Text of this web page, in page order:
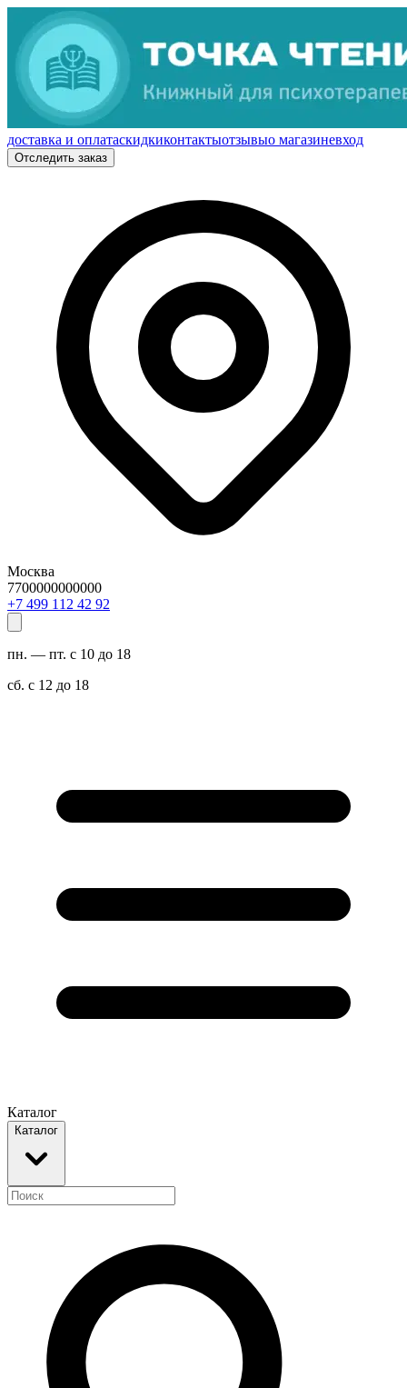
доставка и оплатаскидкиконтактыотзывыо магазиневход
Отследить заказ
Москва
7700000000000
29 24 211 994 7+
пн. — пт. с 10 до 18
сб. с 12 до 18
Каталог
Каталог